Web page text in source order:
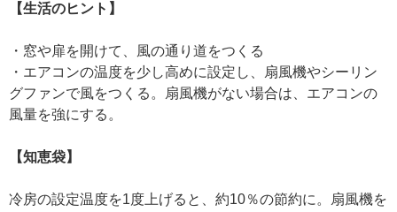
【生活のヒント】
・窓や扉を開けて、風の通り道をつくる
・エアコンの温度を少し高めに設定し、扇風機やシーリン
グファンで風をつくる。扇風機がない場合は、エアコンの
風量を強にする。
【知恵袋】
冷房の設定温度を1度上げると、約10％の節約に。扇風機を